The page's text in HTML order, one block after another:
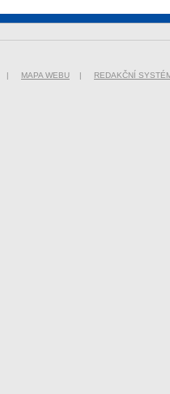
| MAPA WEBU | REDAKČNÍ